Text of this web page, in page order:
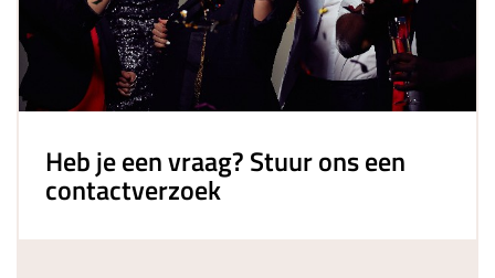
Heb je een vraag? Stuur ons een
contactverzoek